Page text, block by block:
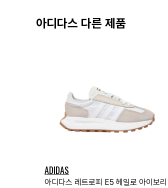
아디다스 다른 제품
ADIDAS
아디다스 레트로피 E5 헤일로 아이보리